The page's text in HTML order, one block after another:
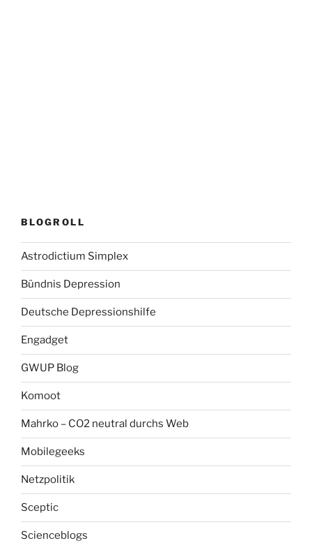
BLOGROLL
Astrodictium Simplex
Bündnis Depression
Deutsche Depressionshilfe
Engadget
GWUP Blog
Komoot
Mahrko – CO2 neutral durchs Web
Mobilegeeks
Netzpolitik
Sceptic
Scienceblogs